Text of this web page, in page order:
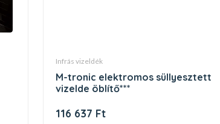
infrás vizeldék
m-tronic elektromos süllyesztett
vizelde öblítő***
116 637 Ft